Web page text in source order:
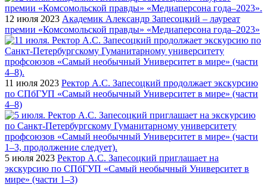
12 июля 2023 Академик Александр Запесоцкий – лауреат
премии «Комсомольской правды» «Медиаперсона года–2023»
11 июля 2023 Ректор А.С. Запесоцкий продолжает экскурсию
по СПбГУП «Самый необычный Университет в мире» (части
4–8)
5 июля 2023 Ректор А.С. Запесоцкий приглашает на
экскурсию по СПбГУП «Самый необычный Университет в
мире» (части 1–3)